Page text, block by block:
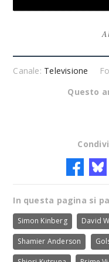
Canale: Televisione
Questo
In questa pagina si
Simon Kinberg David
Shamier Anderson